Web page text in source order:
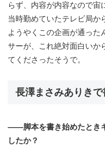
らず、内容が内容なので宙
当時勤めていたテレビ局か
ようやくこの企画が通った
サーが、これ絶対面白いか
てくださったそうで。
長澤まさみありき
――脚本を書き始めたとき
したか？